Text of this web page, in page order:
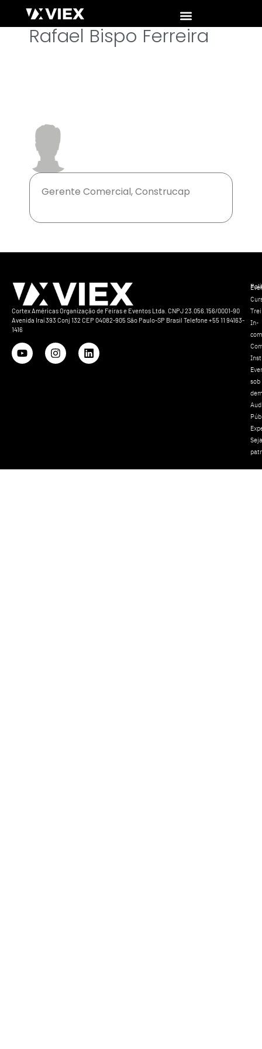
Rafael Bispo Ferreira
Gerente Comercial, Construcap
Cortex Américas Organização de Feiras e Eventos Ltda. CNPJ 23.056.156/0001-90
Avenida Iraí 393 Conj 132 CEP 04082-905 São Paulo-SP Brasil Telefone +55 11 94163-
1416
In-
sob